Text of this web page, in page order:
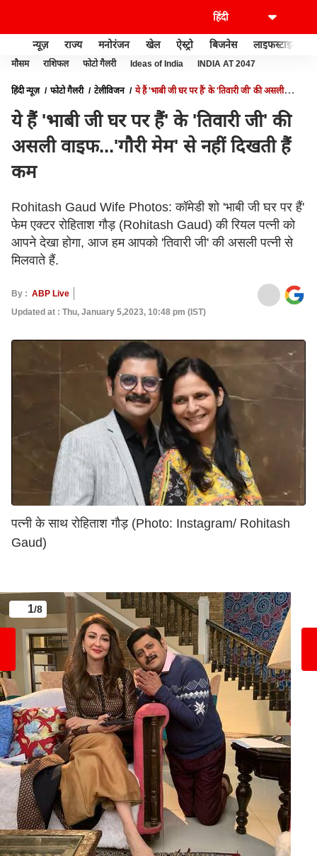
न्यूज़ राज्य मनोरंजन खेल ऐस्ट्रो बिजनेस लाइफस्टाइल
मौसम राशिफल फोटो गैलरी Ideas of India INDIA AT 2047
हिंदी न्यूज़ फोटो गैलरी टेलीविजन
ये हैं 'भाबी जी घर पर हैं' के 'तिवारी जी' की असली
ये हैं 'भाबी जी घर पर हैं' के 'तिवारी जी' की
असली वाइफ...'गौरी मेम' से नहीं दिखती हैं
कम
Rohitash Gaud Wife Photos: कॉमेडी शो 'भाबी जी घर पर हैं'
फेम एक्टर रोहिताश गौड़ (Rohitash Gaud) की रियल पत्नी को
आपने देखा होगा, आज हम आपको 'तिवारी जी' की असली पत्नी से
मिलवाते हैं.
By : ABP Live
Updated at : Thu, January 5,2023, 10:48 pm (IST)
पत्नी के साथ रोहिताश गौड़ (Photo: Instagram/ Rohitash
Gaud)
1/8